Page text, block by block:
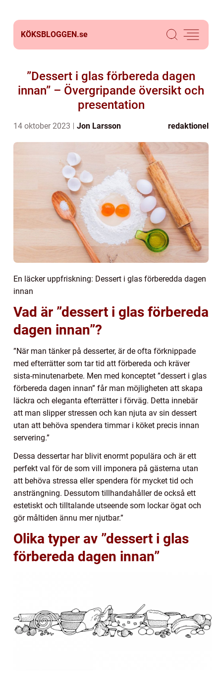
KÖKSBLOGGEN.se
”Dessert i glas förbereda dagen
innan” – Övergripande översikt och
presentation
14 oktober 2023 Jon Larsson redaktionel
En läcker uppfriskning: Dessert i glas förberedda dagen
innan
Vad är ”dessert i glas förbereda
dagen innan”?
”När man tänker på desserter, är de ofta förknippade
med efterrätter som tar tid att förbereda och kräver
sista-minutenarbete. Men med konceptet ”dessert i glas
förbereda dagen innan” får man möjligheten att skapa
läckra och eleganta efterrätter i förväg. Detta innebär
att man slipper stressen och kan njuta av sin dessert
utan att behöva spendera timmar i köket precis innan
servering.”
Dessa dessertar har blivit enormt populära och är ett
perfekt val för de som vill imponera på gästerna utan
att behöva stressa eller spendera för mycket tid och
ansträngning. Dessutom tillhandahåller de också ett
estetiskt och tilltalande utseende som lockar ögat och
gör måltiden ännu mer njutbar.”
Olika typer av ”dessert i glas
förbereda dagen innan”